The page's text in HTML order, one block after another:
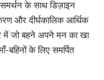
समर्थन के साथ डिज़ाइन
और दीर्घकालिक आर्थिक
में जो बहने अपने मन का खा
के लिए समर्पित